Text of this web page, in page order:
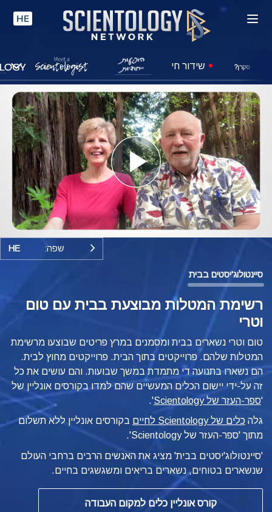
HE
סקרן? שידור חי
Play
Video
שפה: HE
סיינטולוג'יסטים בבית
רשימת המטלות מבוצעת בבית עם טום
וטרי
טום וטרי נשארים בבית ומסמנים במרץ פריטים שבוצעו מרשימת
המטלות שלהם. פרוייקטים בתוך הבית. פרוייקטים מחוץ לבית.
הם נשארו בתנועה די מתמדת במשך שבועות. והם עושים את כל
זה על-ידי יישום הכלים המעשיים שהם למדו בקורסים אונליין של
'ספר-העזר של Scientology
'.
גלה כלים של Scientology לחיים
בקורסים אונליין ללא תשלום
מתוך 'ספר-העזר של Scientology'.
'סיינטולוג'יסטים בבית' מציג את האנשים הרבים ברחבי העולם
שנשארים בטוחים, נשארים בריאים ומשגשגים בחיים.
קורס אונליין כלים למקום העבודה